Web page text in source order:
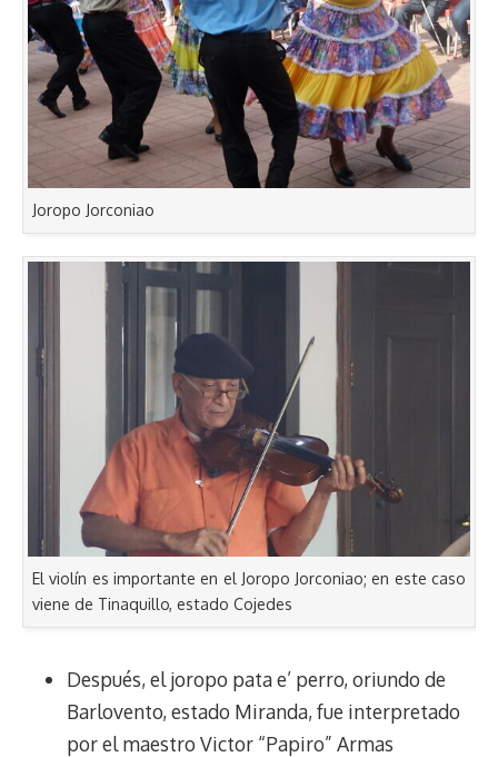
Joropo Jorconiao
El violín es importante en el Joropo Jorconiao; en este caso
viene de Tinaquillo, estado Cojedes
Después, el joropo pata e’ perro, oriundo de
Barlovento, estado Miranda, fue interpretado
por el maestro Victor “Papiro” Armas